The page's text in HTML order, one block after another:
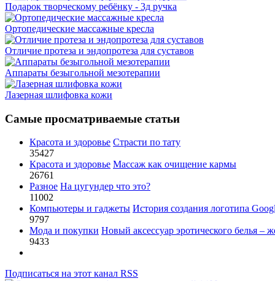
Подарок творческому ребёнку - 3д ручка
Ортопедические массажные кресла
Отличие протеза и эндопротеза для суставов
Аппараты безыгольной мезотерапии
Лазерная шлифовка кожи
Самые просматриваемые статьи
Красота и здоровье Страсти по тату
35427
Красота и здоровье Массаж как очищение кармы
26761
Разное На цугундер что это?
11002
Компьютеры и гаджеты История создания логотипа
9797
Мода и покупки Новый аксессуар эротического белья –
9433
Подписаться на этот канал RSS